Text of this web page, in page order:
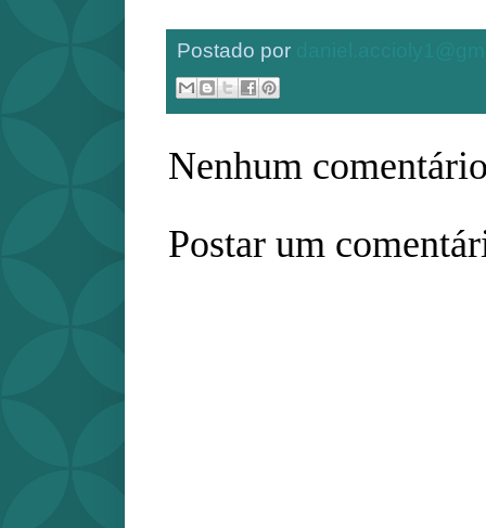
Postado por
Nenhum
Postar um